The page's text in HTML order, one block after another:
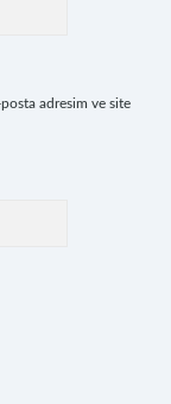
adresim ve site